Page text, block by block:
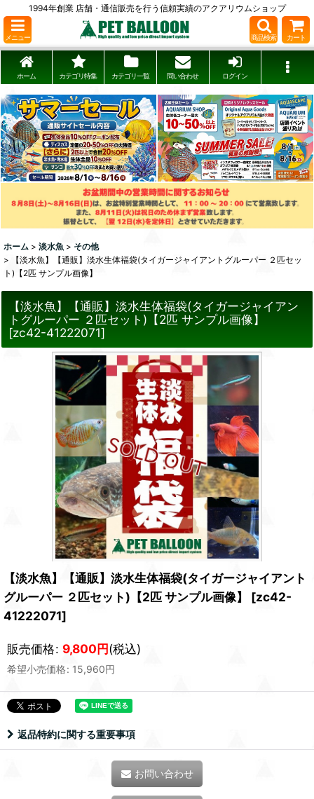
1994年創業 店舗・通信販売を行う信頼実績のアクアリウムショップ
メニュー 商品検索 カート
ホーム カテゴリ特集 カテゴリ一覧 問い合わせ ログイン
ホーム > 淡水魚 > その他
>
【淡水魚】【通販】淡水生体福袋(タイガージャイアントグルーパー ２匹セッ
ト)【2匹 サンプル画像】
【淡水魚】【通販】淡水生体福袋(タイガージャイアン
トグルーパー ２匹セット)【2匹 サンプル画像】
[zc42-41222071]
【淡水魚】【通販】淡水生体福袋(タイガージャイアント
グルーパー ２匹セット)【2匹 サンプル画像】
[zc42-
41222071]
販売価格: 9,800円(税込)
希望小売価格: 15,960円
返品特約に関する重要事項
お問い合わせ